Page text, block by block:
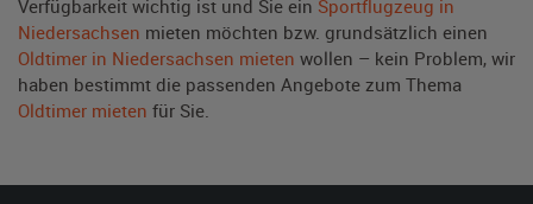
Verfügbarkeit wichtig ist und Sie ein Sportflugzeug in
Niedersachsen mieten möchten bzw. grundsätzlich einen
Oldtimer in Niedersachsen mieten wollen – kein Problem, wir
haben bestimmt die passenden Angebote zum Thema
Oldtimer mieten für Sie.